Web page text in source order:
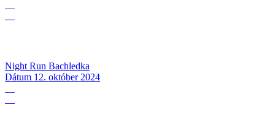
Night Run Bachledka
Dátum 12. október 2024